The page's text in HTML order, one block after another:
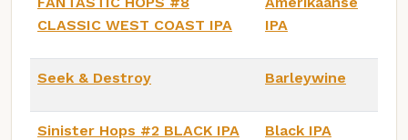
CLASSIC WEST COAST IPA
IPA
Seek & Destroy Barleywine
Sinister Hops #2 BLACK IPA Black IPA